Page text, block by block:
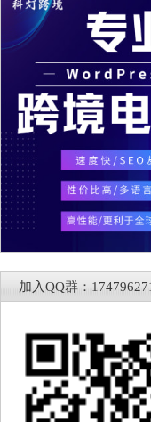
加入QQ群：